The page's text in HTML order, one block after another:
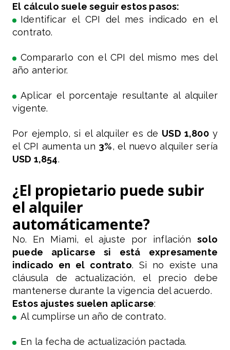
El cálculo suele seguir estos pasos:
Identificar el CPI del mes indicado en el
contrato.
Compararlo con el CPI del mismo mes del
año anterior.
Aplicar el porcentaje resultante al alquiler
vigente.
Por ejemplo, si el alquiler es de USD 1,800y
el CPI aumenta un 3%, el nuevo alquiler sería
USD 1,854.
¿El propietario puede subir
el alquiler
automáticamente?
No. En Miami, el ajuste por inflaciónsolo
puede aplicarse si está expresamente
indicado en el contrato. Si no existe una
cláusula de actualización, el precio debe
mantenerse durante la vigencia del acuerdo.
Estos ajustes suelen aplicarse:
Al cumplirse un año de contrato.
En la fecha de actualización pactada.